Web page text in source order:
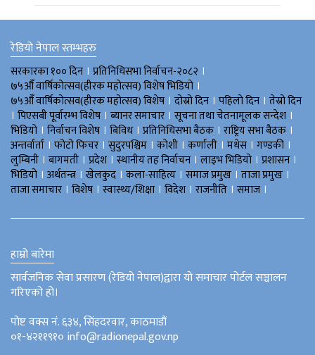
रेडियो नेपाल स्तम्भहरु
सरकारका १०० दिन । प्रतिनिधिसभा निर्वाचन-२०८२ ।
७५औँ वार्षिकोत्सव(हीरक महोत्सव) विशेष भिडियाे ।
७५औँ वार्षिकोत्सव(हीरक महोत्सव) विशेष । दोस्रो दिन । पहिलो दिन । तेस्रो दिन
। पिएसबी पूर्वारम्भ विशेष । ब्यानर समाचार । सूचना तथा चेतनामूलक सन्देश ।
भिडियाे । निर्वाचन विशेष । बिविध। प्रतिनिधिसभा बैठक । राष्ट्रिय सभा बैठक ।
अन्तर्वार्ता । फोटो फिचर । सुदुरपश्चिम । काेशी । कर्णाली । मधेस । गण्डकी ।
लुम्बिनी । बागमती । प्रदेश । स्थानीय तह निर्वाचन । लाइभ भिडियो । प्रशासन ।
भिडियो । अर्थतन्त्र । खेलकुद । कला-साहित्य । समाज प्रमुख । ताजा प्रमुख ।
ताजा समाचार । विशेष । स्वास्थ्य/शिक्षा । विदेश । राजनीति । समाज ।
हाम्रो बारेमा
सार्वजनिक सेवा प्रसारण (रेडियो नेपाल)द्वारा यो समाचार पोर्टल सञ्चालन
गरिएको हो।
पोष्ट वक्स नं. ६३४, सिंहदरवार, काठमाडौं
०१-४२११९१० info@radionepal.gov.np